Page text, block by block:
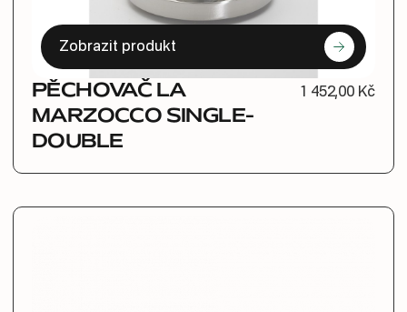
Zobrazit produkt
PĚCHOVAČ LA
MARZOCCO SINGLE-
DOUBLE
1 452,00 Kč